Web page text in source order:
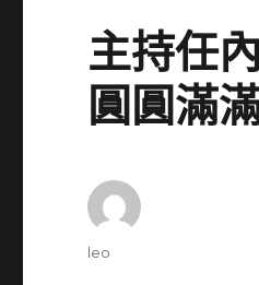
主持任
圓圓滿
Author
leo